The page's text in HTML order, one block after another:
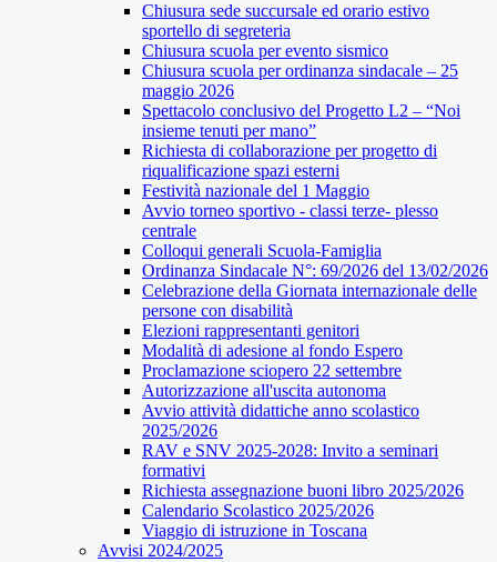
Chiusura sede succursale ed orario estivo
sportello di segreteria
Chiusura scuola per evento sismico
Chiusura scuola per ordinanza sindacale – 25
maggio 2026
Spettacolo conclusivo del Progetto L2 – “Noi
insieme tenuti per mano”
Richiesta di collaborazione per progetto di
riqualificazione spazi esterni
Festività nazionale del 1 Maggio
Avvio torneo sportivo - classi terze- plesso
centrale
Colloqui generali Scuola-Famiglia
Ordinanza Sindacale N°: 69/2026 del 13/02/2026
Celebrazione della Giornata internazionale delle
persone con disabilità
Elezioni rappresentanti genitori
Modalità di adesione al fondo Espero
Proclamazione sciopero 22 settembre
Autorizzazione all'uscita autonoma
Avvio attività didattiche anno scolastico
2025/2026
RAV e SNV 2025-2028: Invito a seminari
formativi
Richiesta assegnazione buoni libro 2025/2026
Calendario Scolastico 2025/2026
Viaggio di istruzione in Toscana
Avvisi 2024/2025